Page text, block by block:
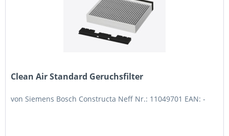
Clean Air Standard Geruchsfilter
von Siemens Bosch Constructa Neff Nr.: 11049701 EAN: -